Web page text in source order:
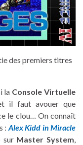
des premiers titres
la Console Virtuelle
il faut avouer que
le clou… On connaît
: Alex Kidd in Miracle
sur Master System,